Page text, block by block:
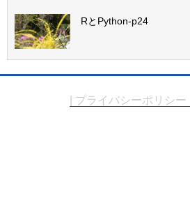
RとPython-p24
| プライバシーポリシー